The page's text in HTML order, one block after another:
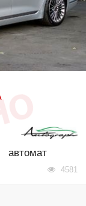
автомат
4581